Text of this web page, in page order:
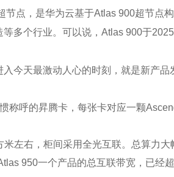
点，是华为云基于Atlas 900超节点构
多个行业。可以说，Atlas 900于
今天最激动人心的时刻，就是新产品
呼的昇腾卡，每张卡对应一颗
左右，柜间采用全光互联。总算力大
950一个产品的总互联带宽，已经